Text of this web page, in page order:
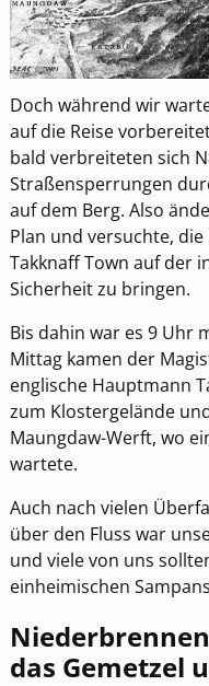
Doch während wir
auf die Reise
bald verbreiteten sich
Straßensperrungen
auf dem Berg. Also
Plan und versuchte,
Takknaff Town auf der
Sicherheit zu bringen.
Bis dahin war es 9 Uhr
Mittag kamen der
englische Hauptmann
zum Klostergelände
Maungdaw-Werft, wo
wartete.
Auch nach vielen
über den Fluss war
und viele von uns
einheimischen
das Gemetzel